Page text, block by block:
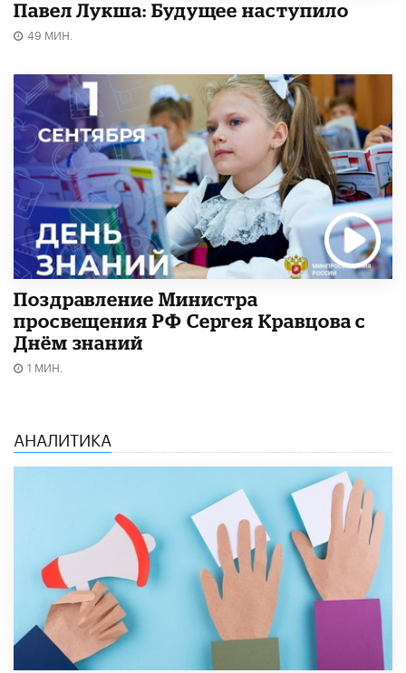
Павел Лукша: Будущее наступило
49 МИН.
Поздравление Министра
просвещения РФ Сергея Кравцова с
Днём знаний
1 МИН.
АНАЛИТИКА